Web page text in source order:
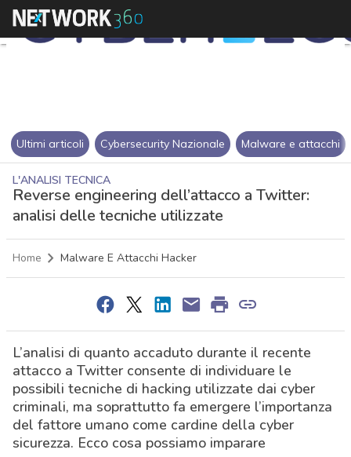
Ultimi articoli Cybersecurity Nazionale Malware e attacchi
L'ANALISI TECNICA
Reverse engineering dell’attacco a Twitter:
analisi delle tecniche utilizzate
Home Malware E Attacchi Hacker
L’analisi di quanto accaduto durante il recente
attacco a Twitter consente di individuare le
possibili tecniche di hacking utilizzate dai cyber
criminali, ma soprattutto fa emergere l’importanza
del fattore umano come cardine della cyber
sicurezza. Ecco cosa possiamo imparare